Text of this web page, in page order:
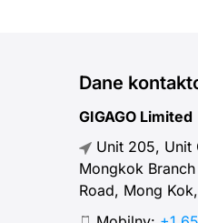
Dane
GIGAGO Limited
Unit 205, Unit
Mongkok
Road, Mong